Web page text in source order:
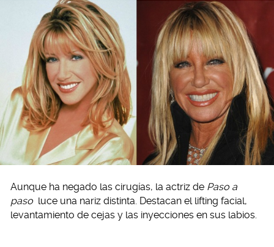
Aunque ha negado las cirugías, la actriz de Paso a
paso luce una nariz distinta. Destacan el lifting facial,
levantamiento de cejas y las inyecciones en sus labios.